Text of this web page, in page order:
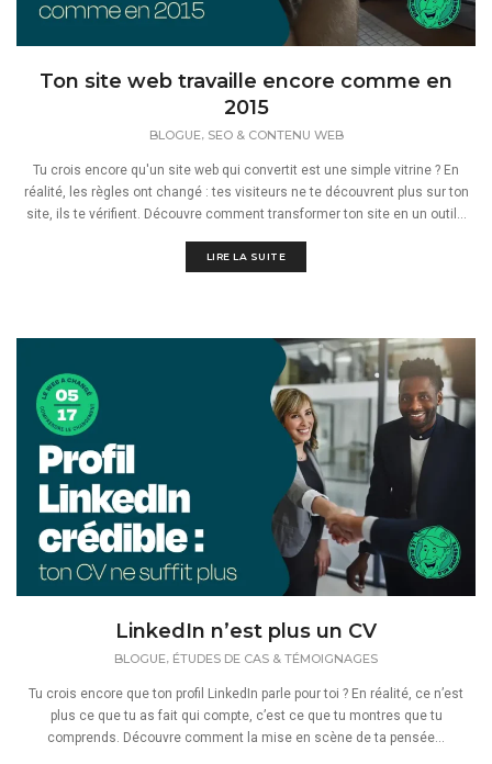
Ton site web travaille encore comme en
2015
BLOGUE, SEO & CONTENU WEB
Tu crois encore qu'un site web qui convertit est une simple vitrine ? En
réalité, les règles ont changé : tes visiteurs ne te découvrent plus sur ton
site, ils te vérifient. Découvre comment transformer ton site en un outil...
LIRE LA SUITE
LinkedIn n’est plus un CV
BLOGUE, ÉTUDES DE CAS & TÉMOIGNAGES
Tu crois encore que ton profil LinkedIn parle pour toi ? En réalité, ce n’est
plus ce que tu as fait qui compte, c’est ce que tu montres que tu
comprends. Découvre comment la mise en scène de ta pensée...